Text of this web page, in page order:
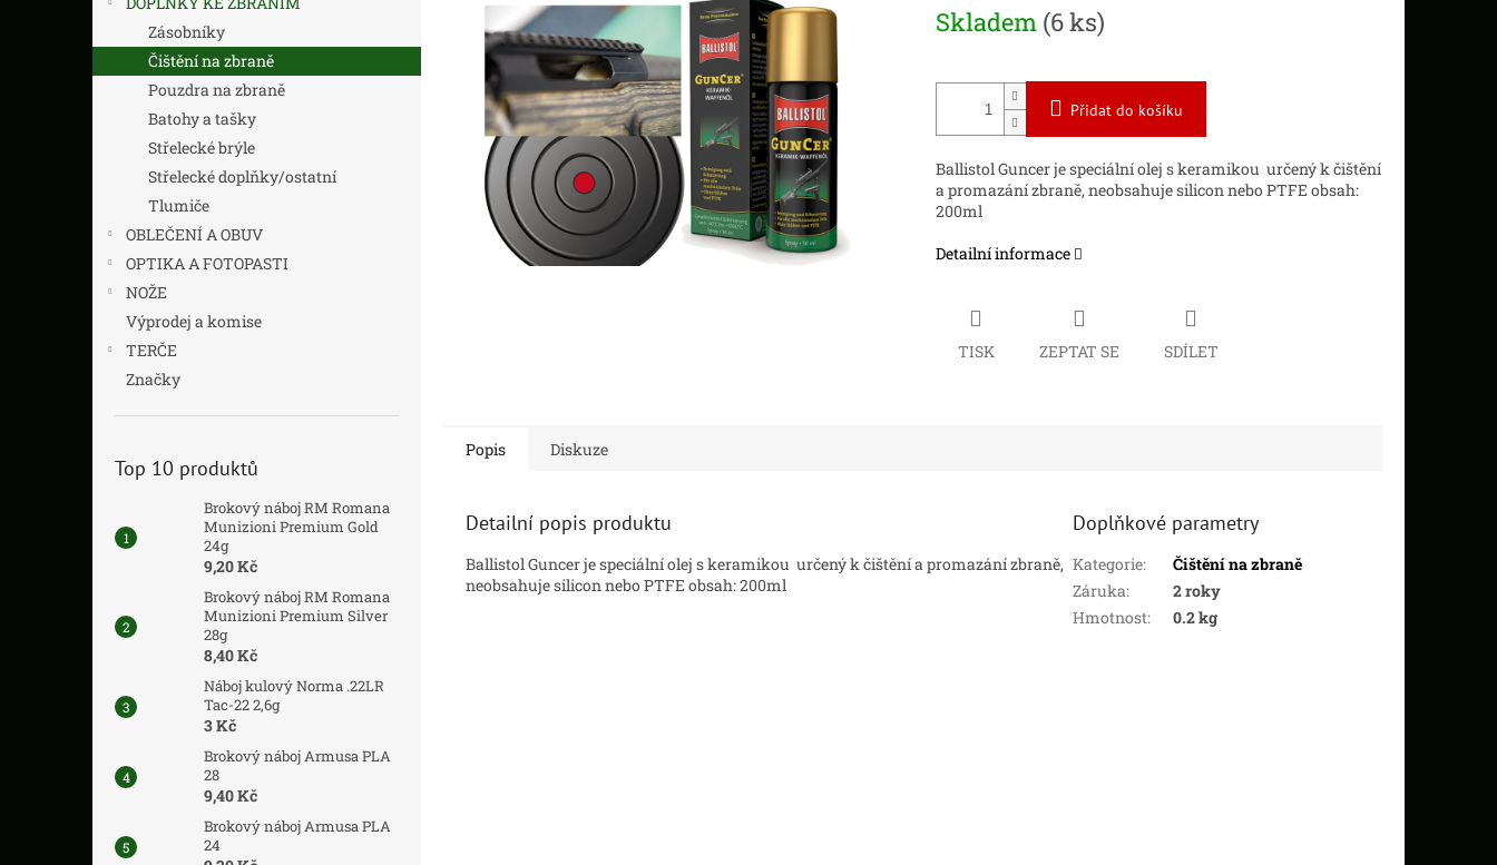
a
Zásobníky
Čištění na zbraně
Pouzdra na zbraně
Batohy a tašky
Střelecké brýle
Střelecké doplňky/ostatní
Tlumiče
OBLEČENÍ A OBUV
OPTIKA A FOTOPASTI
NOŽE
Výprodej a komise
TERČE
Značky
Top 10 produktů
Brokový náboj RM Romana
Munizioni Premium Gold
24g
9,20 Kč
Brokový náboj RM Romana
Munizioni Premium Silver
28g
8,40 Kč
Náboj kulový Norma .22LR
Tac-22 2,6g
3 Kč
Brokový náboj Armusa PLA
28
9,40 Kč
Brokový náboj Armusa PLA
24
hvězdiček.
cena:
Skladem (6 ks)
Přidat do košíku
Ballistol Guncer je speciální olej s keramikou určený k čištění
a promazání zbraně, neobsahuje silicon nebo PTFE obsah:
200ml
Detailní informace
TISK ZEPTAT SE SDÍLET
Popis Diskuze
Detailní popis produktu
Ballistol Guncer je speciální olej s keramikou určený k čištění a promazání zbraně,
neobsahuje silicon nebo PTFE obsah: 200ml
Doplňkové parametry
Kategorie:
Čištění na zbraně
Záruka:
2 roky
Hmotnost: 0.2 kg